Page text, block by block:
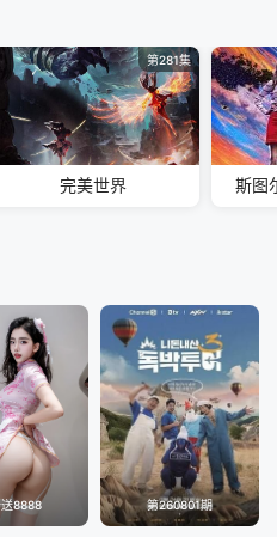
第281集
完美世界 斯图
8888 第260801期